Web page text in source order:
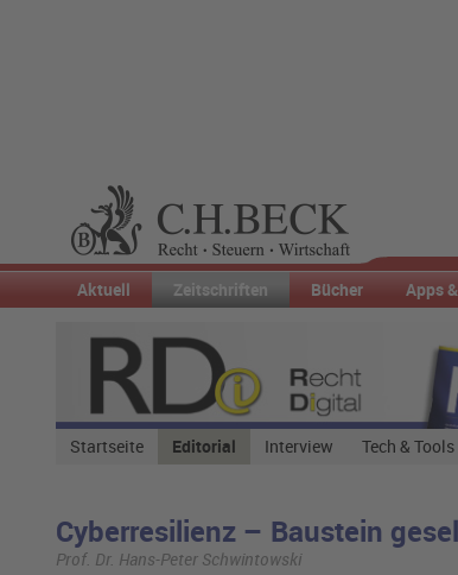
Aktuell Zeitschriften Bücher Apps
Startseite Editorial Interview Tech & Tools
Cyberresilienz – Baustein
Prof. Dr. Hans-Peter Schwintowski